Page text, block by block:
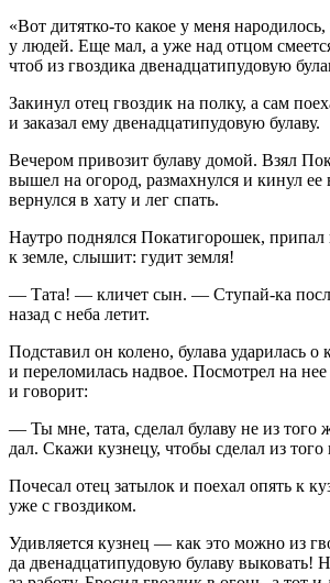
«Вот дитятко-то какое у меня народилось,
у людей. Еще мал, а уже над отцом
чтоб из гвоздика двенадцатипудовую
Закинул отец гвоздик на полку, а сам
и заказал ему двенадцатипудовую булаву.
Вечером привозит булаву домой. Взял
вышел на огород, размахнулся и кинул
вернулся в хату и лег спать.
Наутро поднялся Покатигорошек,
к земле, слышит: гудит земля!
— Тата! — кличет сын. — Ступай-ка
назад с неба летит.
Подставил он колено, булава ударилась о
и переломилась надвое. Посмотрел на
и говорит:
— Ты мне, тата, сделал булаву не из того
дал. Скажи кузнецу, чтобы сделал из того
Почесал отец затылок и поехал опять к
уже с гвоздиком.
Удивляется кузнец — как это можно из
да двенадцатипудовую булаву выковать!